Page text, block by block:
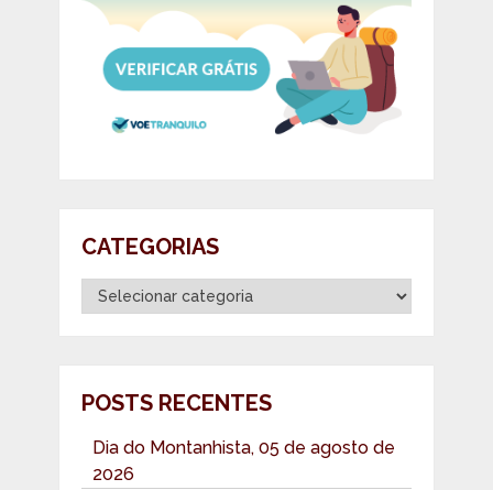
CATEGORIAS
Categorias
POSTS RECENTES
Dia do Montanhista, 05 de agosto de
2026